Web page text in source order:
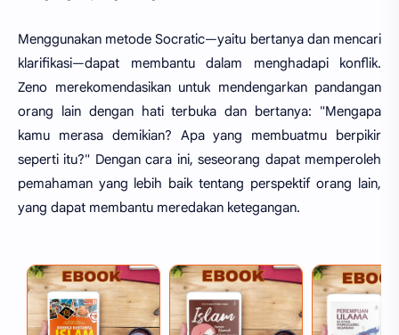
Menggunakan metode Socratic—yaitu bertanya dan mencari
klarifikasi—dapat membantu dalam menghadapi konflik.
Zeno merekomendasikan untuk mendengarkan pandangan
orang lain dengan hati terbuka dan bertanya: "Mengapa
kamu merasa demikian? Apa yang membuatmu berpikir
seperti itu?" Dengan cara ini, seseorang dapat memperoleh
pemahaman yang lebih baik tentang perspektif orang lain,
yang dapat membantu meredakan ketegangan.